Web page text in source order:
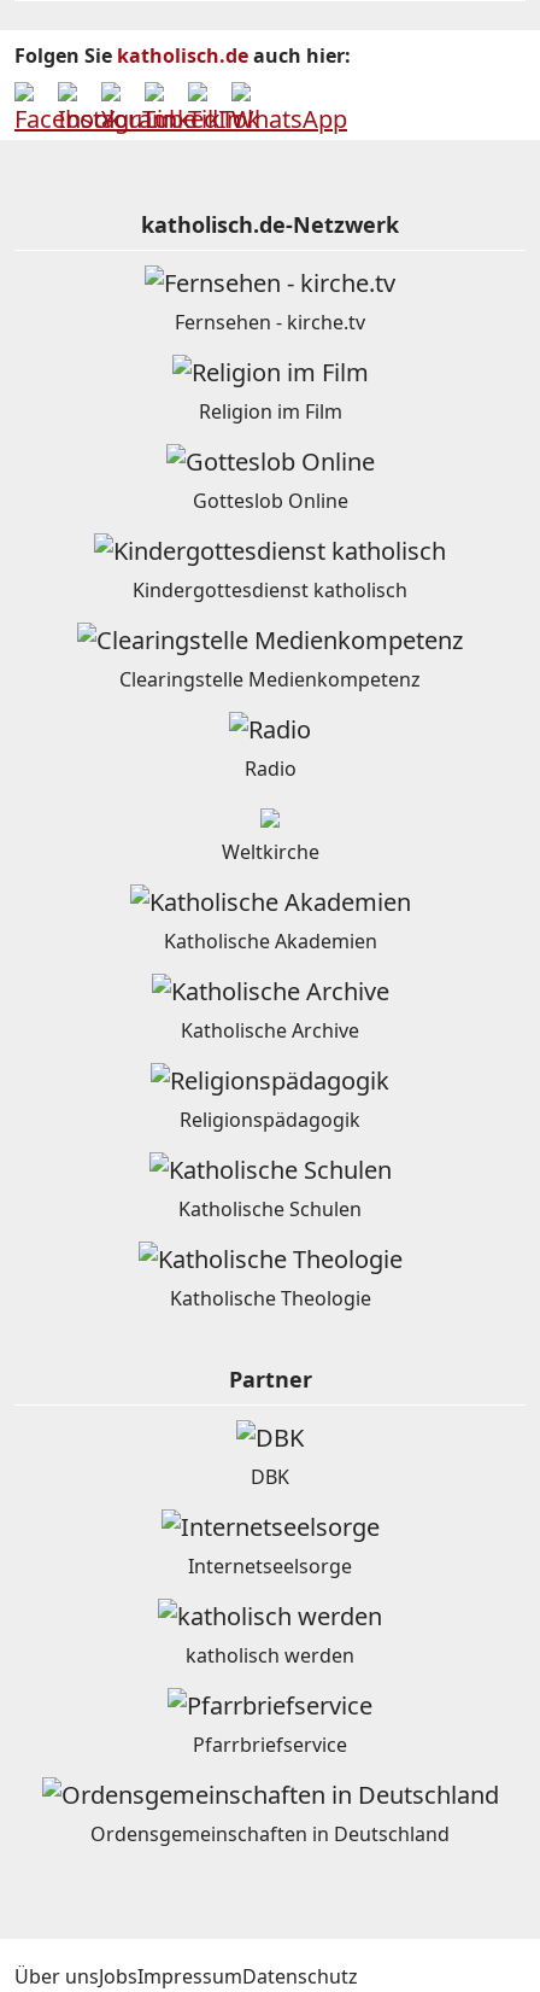
Folgen Sie katholisch.deauch hier:
katholisch.de-Netzwerk
Fernsehen - kirche.tv
Religion im Film
Gotteslob Online
Kindergottesdienst katholisch
Clearingstelle Medienkompetenz
Radio
Weltkirche
Katholische Akademien
Katholische Archive
Religionspädagogik
Katholische Schulen
Katholische Theologie
Partner
DBK
Internetseelsorge
katholisch werden
Pfarrbriefservice
Ordensgemeinschaften in Deutschland
Über unsJobsImpressumDatenschutz